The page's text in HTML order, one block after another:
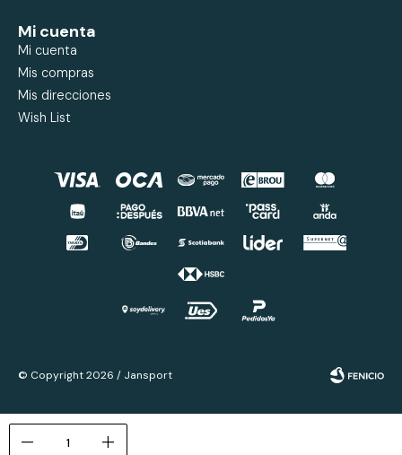
remove add
Mi cuenta
Mi cuenta
Mis compras
Mis direcciones
Wish List
© Copyright 2026 / Jansport